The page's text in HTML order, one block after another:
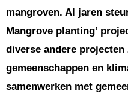
mangroven. Al jaren
Mangrove planting’
diverse andere projecten
gemeenschappen en
samenwerken met